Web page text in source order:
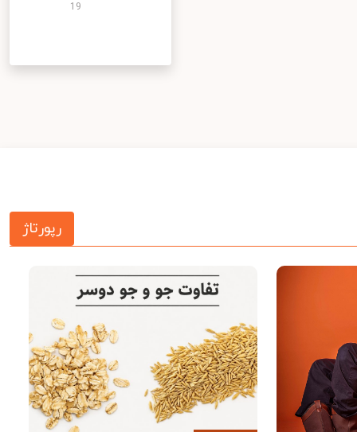
19
رپورتاژ